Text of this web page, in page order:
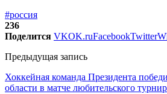
#россия
236
Поделится VKOK.ruFacebookTwitter
Предыдущая запись
Хоккейная команда Президента
области в матче любительского